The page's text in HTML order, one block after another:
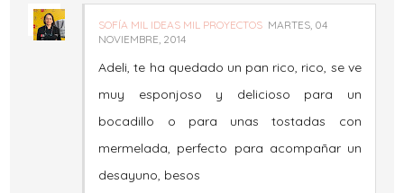
SOFÍA MIL IDEAS MIL PROYECTOS MARTES, 04
NOVIEMBRE, 2014
Adeli, te ha quedado un pan rico, rico, se ve
muy esponjoso y delicioso para un
bocadillo o para unas tostadas con
mermelada, perfecto para acompañar un
desayuno, besos